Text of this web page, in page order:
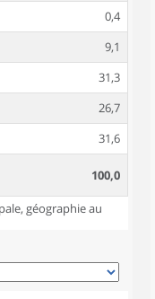
0,4
9,1
31,3
26,7
31,6
100,0
géographie au